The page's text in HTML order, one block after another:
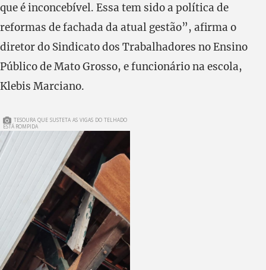
que é inconcebível. Essa tem sido a política de
reformas de fachada da atual gestão”, afirma o
diretor do Sindicato dos Trabalhadores no Ensino
Público de Mato Grosso, e funcionário na escola,
Klebis Marciano.
TESOURA QUE SUSTETA AS VIGAS DO TELHADO
ESTÁ ROMPIDA